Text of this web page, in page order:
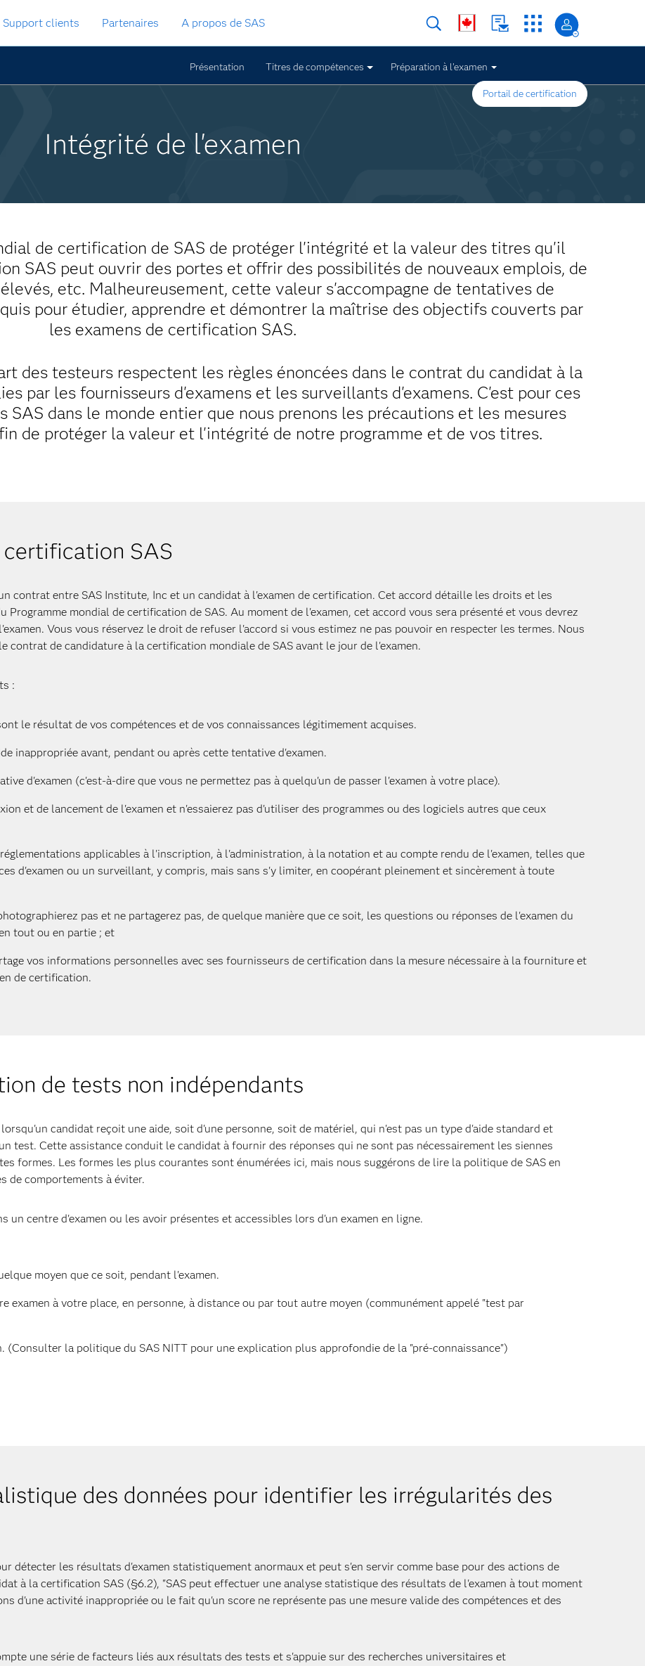
Support clients Partenaires A propos de SAS
Présentation Titres de compétences Préparation à l'examen
Portail de certification
Intégrité de l'examen
de certification de SAS de protéger l'intégrité et la valeur des titres qu'il
SAS peut ouvrir des portes et offrir des possibilités de nouveaux emplois, de
etc. Malheureusement, cette valeur s'accompagne de tentatives de
pour étudier, apprendre et démontrer la maîtrise des objectifs couverts par
les examens de certification SAS.
des testeurs respectent les règles énoncées dans le contrat du candidat à la
par les fournisseurs d'examens et les surveillants d'examens. C'est pour ces
dans le monde entier que nous prenons les précautions et les mesures
de protéger la valeur et l'intégrité de notre programme et de vos titres.
SAS
contrat entre SAS Institute, Inc et un candidat à l'examen de certification. Cet accord détaille les droits et les
mondial de certification de SAS. Au moment de l'examen, cet accord vous sera présenté et vous devrez
Vous vous réservez le droit de refuser l'accord si vous estimez ne pas pouvoir en respecter les termes. Nous
de candidature à la certification mondiale de SAS avant le jour de l'examen.
:
le résultat de vos compétences et de vos connaissances légitimement acquises.
inappropriée avant, pendant ou après cette tentative d'examen.
d'examen (c'est-à-dire que vous ne permettez pas à quelqu'un de passer l'examen à votre place).
et de lancement de l'examen et n'essaierez pas d'utiliser des programmes ou des logiciels autres que ceux
applicables à l'inscription, à l'administration, à la notation et au compte rendu de l'examen, telles que
d'examen ou un surveillant, y compris, mais sans s'y limiter, en coopérant pleinement et sincèrement à toute
pas et ne partagerez pas, de quelque manière que ce soit, les questions ou réponses de l'examen du
tout ou en partie ; et
vos informations personnelles avec ses fournisseurs de certification dans la mesure nécessaire à la fourniture et
de certification.
de tests non indépendants
candidat reçoit une aide, soit d'une personne, soit de matériel, qui n'est pas un type d'aide standard et
test. Cette assistance conduit le candidat à fournir des réponses qui ne sont pas nécessairement les siennes
formes. Les formes les plus courantes sont énumérées ici, mais nous suggérons de lire la politique de SAS en
de comportements à éviter.
un centre d'examen ou les avoir présentes et accessibles lors d'un examen en ligne.
moyen que ce soit, pendant l'examen.
examen à votre place, en personne, à distance ou par tout autre moyen (communément appelé "test par
(Consulter la politique du SAS NITT pour une explication plus approfondie de la "pré-connaissance")
des données pour identifier les irrégularités des
détecter les résultats d'examen statistiquement anormaux et peut s'en servir comme base pour des actions de
à la certification SAS (§6.2), "SAS peut effectuer une analyse statistique des résultats de l'examen à tout moment
d'une activité inappropriée ou le fait qu'un score ne représente pas une mesure valide des compétences et des
une série de facteurs liés aux résultats des tests et s'appuie sur des recherches universitaires et